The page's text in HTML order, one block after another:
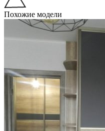
Похожие модели